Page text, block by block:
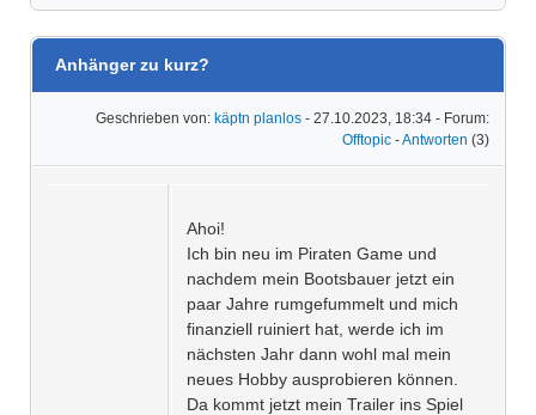
Anhänger zu kurz?
Geschrieben von: käptn planlos - 27.10.2023, 18:34 - Forum:
Offtopic -Antworten (3)
Ahoi!
Ich bin neu im Piraten Game und
nachdem mein Bootsbauer jetzt ein
paar Jahre rumgefummelt und mich
finanziell ruiniert hat, werde ich im
nächsten Jahr dann wohl mal mein
neues Hobby ausprobieren können.
Da kommt jetzt mein Trailer ins Spiel